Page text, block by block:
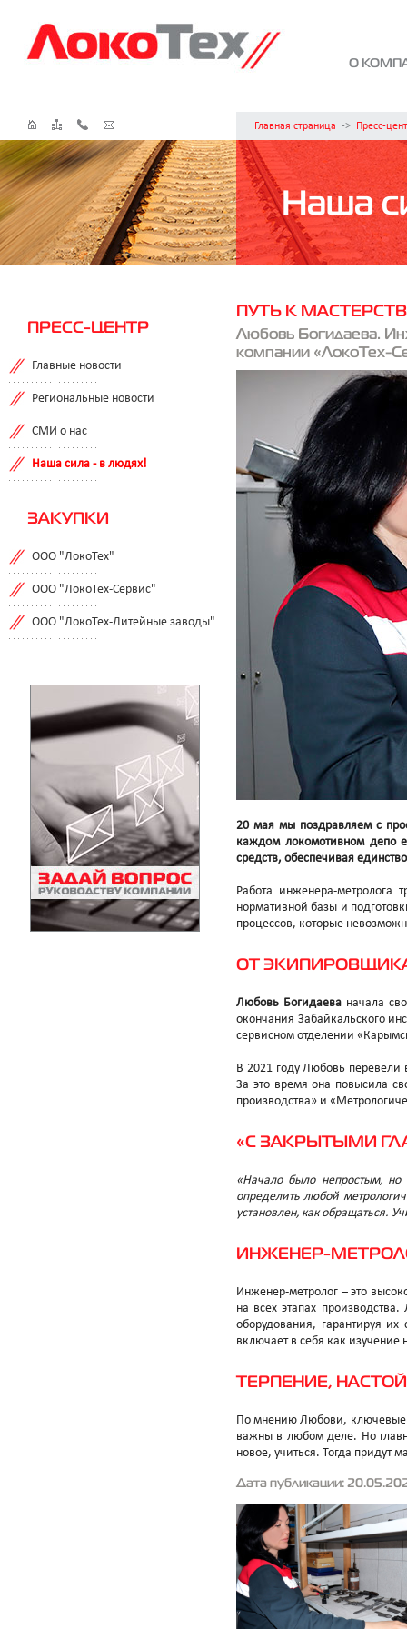
О
Главная страница -> Пресс-
Наша
ПРЕСС-ЦЕНТР
Главные новости
Региональные новости
СМИ о нас
Наша сила - в людях!
ЗАКУПКИ
ООО "ЛокоТех"
ООО "ЛокоТех-Сервис"
ООО "ЛокоТех-Литейные заводы"
ПУТЬ К
Любовь Богидаева.
компании «ЛокоТех-
20 мая мы поздравляем с
каждом локомотивном депо
средств, обеспечивая
Работа инженера-метролога
нормативной базы и
процессов, которые
ОТ
Любовь Богидаева начала
окончания Забайкальского
сервисном отделении
В 2021 году Любовь перевели
За это время она повысила
производства» и
«С ЗАКРЫТЫМИ
«Начало было непростым, но
определить любой
установлен, как обращаться.
ИНЖЕНЕР-
Инженер-метролог – это
на всех этапах
оборудования, гарантируя
включает в себя как изучение
ТЕРПЕНИЕ,
По мнению Любови, ключевые
важны в любом деле. Но
новое, учиться. Тогда придут
Дата публикации: